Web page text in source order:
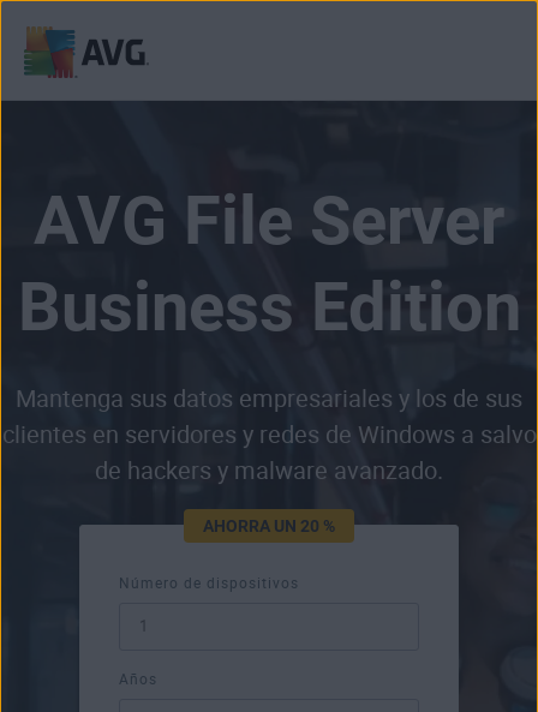
AVG File Server
Business Edition
Mantenga sus datos empresariales y los de sus
clientes en servidores y redes de Windows a salvo
de hackers y malware avanzado.
AHORRA UN 20 %
Número de dispositivos
Años